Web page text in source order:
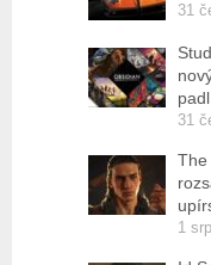
31
31
The
1